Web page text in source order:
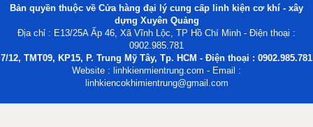
Bản quyền thuộc về Cửa hàng đại lý cung cấp linh kiện cơ khí - xây
dựng Xuyên Quảng
Địa chỉ : E13/25A Ấp 46, Xã Vĩnh Lộc, TP Hồ Chí Minh - Điện thoại :
0902.985.781
7/12, TMT09, KP15, P. Trung Mỹ Tây, Tp. HCM - Điện thoại : 0902.985.781
Website : linhkienmientrung.com - Email :
linhkiencokhimientrung@gmail.com